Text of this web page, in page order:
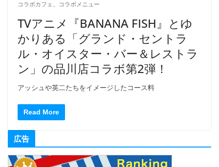
コラボカフェ
コラボメニュー
TVアニメ『BANANA FISH』とゆ
かりある「グランド・セントラ
ル・オイスター・バー＆レストラ
ン」の品川店コラボ第2弾！
アッシュや英二たちをイメージしたコース料
Read More
広告